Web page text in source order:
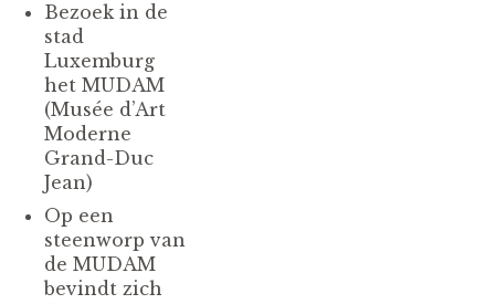
Bezoek in de
stad
Luxemburg
het MUDAM
(Musée d’Art
Moderne
Grand-Duc
Jean)
Op een
steenworp van
de MUDAM
bevindt zich